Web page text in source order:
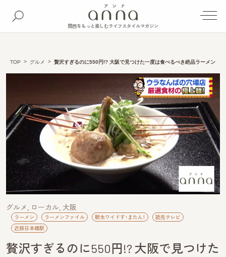
関西をもっと楽しむライフスタイルマガジン
TOP グルメ 贅沢すぎるのに550円!? 大阪で見つけた一度は食べるべき絶品ラーメン
グルメ ローカル 大阪
ラーメン ラーメンファイル 朝生ワイドす・またん！
読売テレビ
近鉄日本橋駅
贅沢すぎるのに550円!? 大阪で見つけた